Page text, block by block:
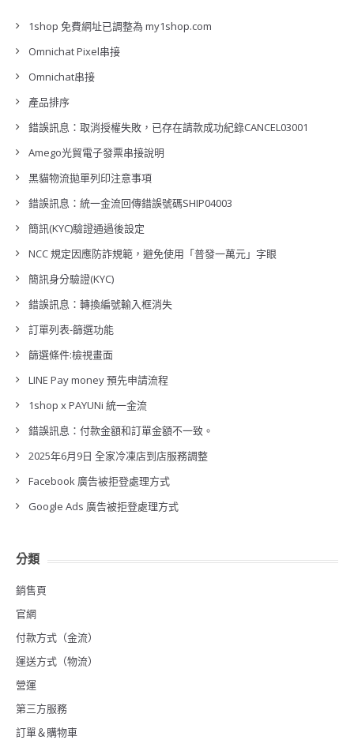
1shop 免費網址已調整為 my1shop.com
Omnichat Pixel串接
Omnichat串接
產品排序
錯誤訊息：取消授權失敗，已存在請款成功紀錄CANCEL03001
Amego光貿電子發票串接說明
黑貓物流拋單列印注意事項
錯誤訊息：統一金流回傳錯誤號碼SHIP04003
簡訊(KYC)驗證通過後設定
NCC 規定因應防詐規範，避免使用「普發一萬元」字眼
簡訊身分驗證(KYC)
錯誤訊息：轉換編號輸入框消失
訂單列表-篩選功能
篩選條件:檢視畫面
LINE Pay money 預先申請流程
1shop x PAYUNi 統一金流
錯誤訊息：付款金額和訂單金額不一致。
2025年6月9日 全家冷凍店到店服務調整
Facebook 廣告被拒登處理方式
Google Ads 廣告被拒登處理方式
分類
銷售頁
官網
付款方式（金流）
運送方式（物流）
營運
第三方服務
訂單＆購物車